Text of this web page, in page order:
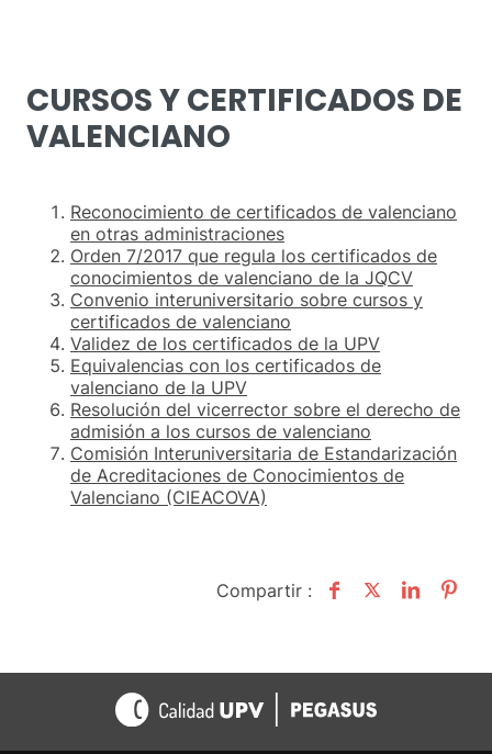
CURSOS Y CERTIFICADOS DE
VALENCIANO
Reconocimiento de certificados de valenciano
en otras administraciones
Orden 7/2017 que regula los certificados de
conocimientos de valenciano de la JQCV
Convenio interuniversitario sobre cursos y
certificados de valenciano
Validez de los certificados de la UPV
Equivalencias con los certificados de
valenciano de la UPV
Resolución del vicerrector sobre el derecho de
admisión a los cursos de valenciano
Comisión Interuniversitaria de Estandarización
de Acreditaciones de Conocimientos de
Valenciano (CIEACOVA)
Compartir :